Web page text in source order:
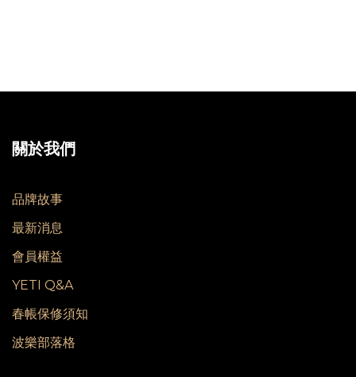
關於我們
品牌故事
最新消息
會員權益
YETI Q&A
春帳保修須知
波樂部落格